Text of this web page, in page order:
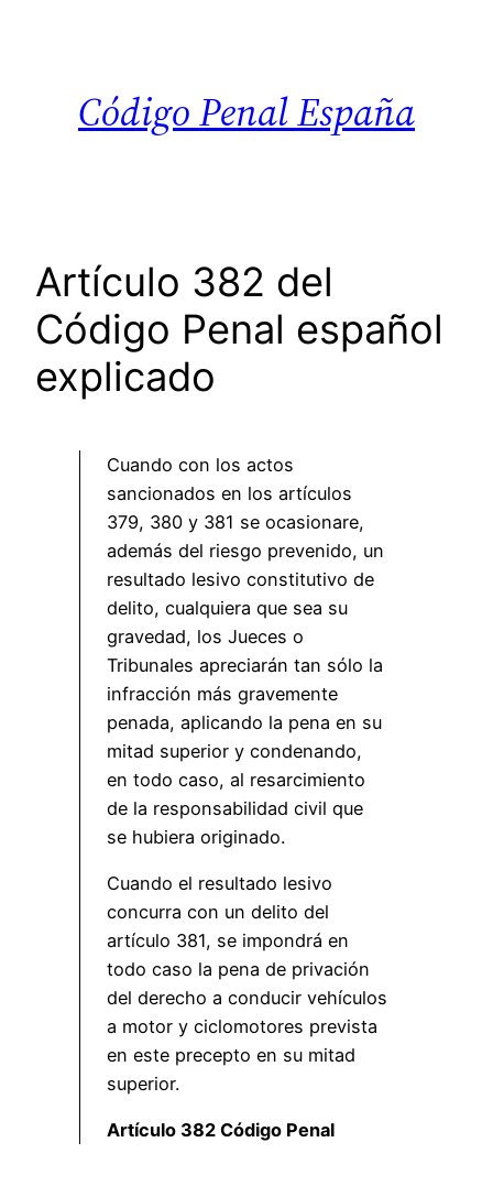
Código Penal España
Artículo 382 del
Código Penal español
explicado
Cuando con los actos
sancionados en los artículos
379, 380 y 381 se ocasionare,
además del riesgo prevenido, un
resultado lesivo constitutivo de
delito, cualquiera que sea su
gravedad, los Jueces o
Tribunales apreciarán tan sólo la
infracción más gravemente
penada, aplicando la pena en su
mitad superior y condenando,
en todo caso, al resarcimiento
de la responsabilidad civil que
se hubiera originado.
Cuando el resultado lesivo
concurra con un delito del
artículo 381, se impondrá en
todo caso la pena de privación
del derecho a conducir vehículos
a motor y ciclomotores prevista
en este precepto en su mitad
superior.
Artículo 382 Código Penal